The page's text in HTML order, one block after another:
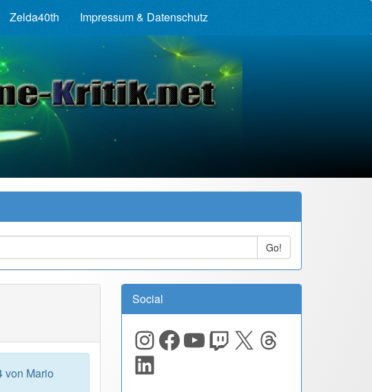
Zelda40th Impressum & Datenschutz
Go!
von Mario
Social
Instagram
Facebook
YouTube
Twitch
X Threads
LinkedIn